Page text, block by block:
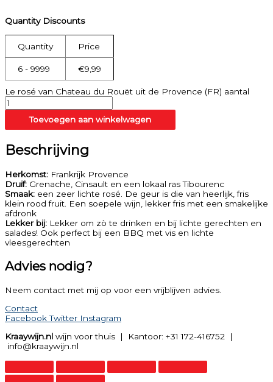
Quantity Discounts
Quantity Price
6 - 9999 €9,99
Le rosé van Chateau du Rouët uit de Provence (FR) aantal
Toevoegen aan winkelwagen
Beschrijving
Herkomst: Frankrijk Provence
Druif: Grenache, Cinsault en een lokaal ras Tibourenc
Smaak: een zeer lichte rosé. De geur is die van heerlijk, fris
klein rood fruit. Een soepele wijn, lekker fris met een smakelijke
afdronk
Lekker bij: Lekker om zò te drinken en bij lichte gerechten en
salades! Ook perfect bij een BBQ met vis en lichte
vleesgerechten
Advies nodig?
Neem contact met mij op voor een vrijblijven advies.
Contact
Facebook Twitter Instagram
Kraaywijn.nl wijn voor thuis | Kantoor: +31 172-416752 |
info@kraaywijn.nl